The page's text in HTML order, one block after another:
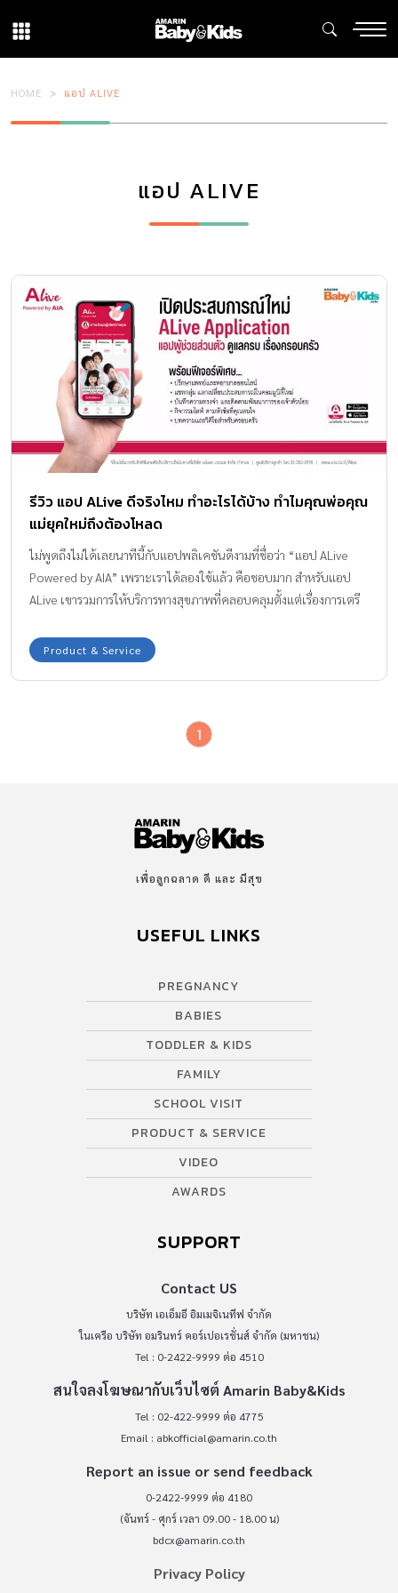
HOME แอป ALIVE
แอป ALIVE
รีวิว แอป ALive ดีจริงไหม ทำอะไรได้บ้าง ทำไมคุณพ่อคุณ
แม่ยุคใหม่ถึงต้องโหลด
ไม่พูดถึงไม่ได้เลยนาทีนี้กับแอปพลิเคชันดีงามที่ชื่อว่า “แอป ALive
Powered by AIA” เพราะเราได้ลองใช้แล้ว คือชอบมาก สำหรับแอป
ALive เขารวมการให้บริการทางสุขภาพที่คลอบคลุมตั้งแต่เรื่องการเตรี
เติบโตของลูก ฯลฯ ที่เด็ดสุด ๆ คือสามารถ call พูดคุยปรึกษากับคุณ
หมอ พยาบาลแบบเห็นหน้ากันได้ด้วย อันนี้ ฟรี! นะจ๊ะ ขอบอก
Product & Service
1
เพื่อลูกฉลาด ดี และ มีสุข
USEFUL LINKS
PREGNANCY
BABIES
TODDLER & KIDS
FAMILY
SCHOOL VISIT
PRODUCT & SERVICE
VIDEO
AWARDS
SUPPORT
Contact US
บริษัท เอเอ็มอี อิมเมจิเนทีฟ จำกัด
ในเครือ บริษัท อมรินทร์ คอร์เปอเรชั่นส์ จำกัด (มหาชน)
Tel : 0-2422-9999 ต่อ 4510
สนใจลงโฆษณากับเว็บไซต์ Amarin Baby&Kids
Tel : 02-422-9999 ต่อ 4775
Email : abkofficial@amarin.co.th
Report an issue or send feedback
0-2422-9999 ต่อ 4180
(จันทร์ - ศุกร์ เวลา 09.00 - 18.00 น)
bdcx@amarin.co.th
Privacy Policy